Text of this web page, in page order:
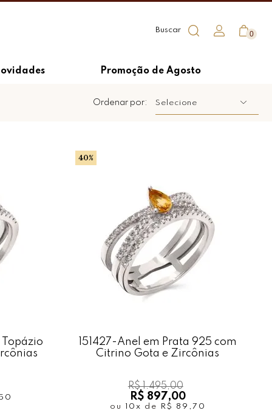
0
Promoção de Agosto
Ordenar por: Selecione
40%
151427-Anel em Prata 925 com
Citrino Gota e Zircônias
R$ 1.495,00
R$ 897,00
ou 10x de R$ 89,70